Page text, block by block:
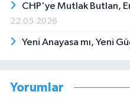
CHP'ye Mutlak Butlan,
22.05.2026
Yeni Anayasa mı, Yeni
Yorumlar